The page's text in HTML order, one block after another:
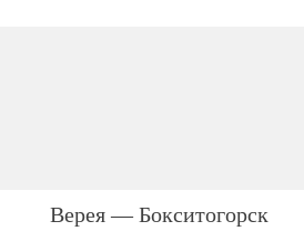
Верея — Бокситогорск